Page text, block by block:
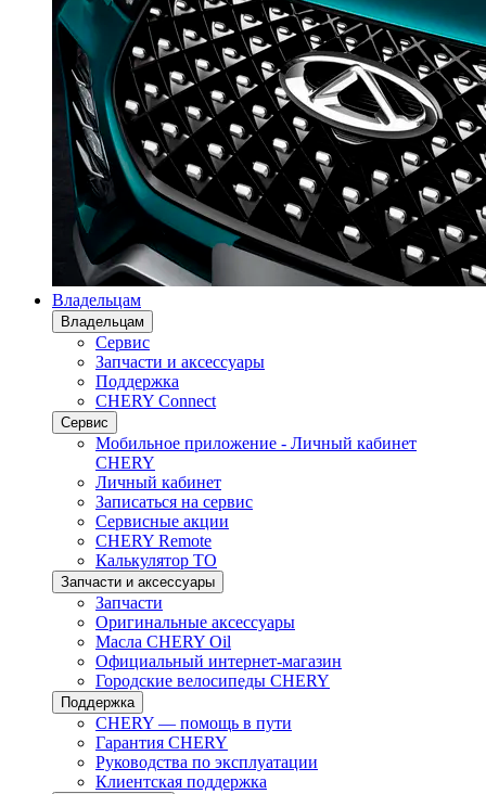
Владельцам
Владельцам
Сервис
Запчасти и аксессуары
Поддержка
CHERY Connect
Сервис
Мобильное приложение - Личный кабинет
CHERY
Личный кабинет
Записаться на сервис
Сервисные акции
CHERY Remote
Калькулятор ТО
Запчасти и аксессуары
Запчасти
Оригинальные аксессуары
Масла CHERY Oil
Официальный интернет-магазин
Городские велосипеды CHERY
Поддержка
CHERY — помощь в пути
Гарантия CHERY
Руководства по эксплуатации
Клиентская поддержка